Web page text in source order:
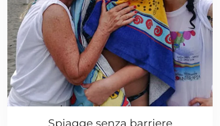
Spiagge senza barriere